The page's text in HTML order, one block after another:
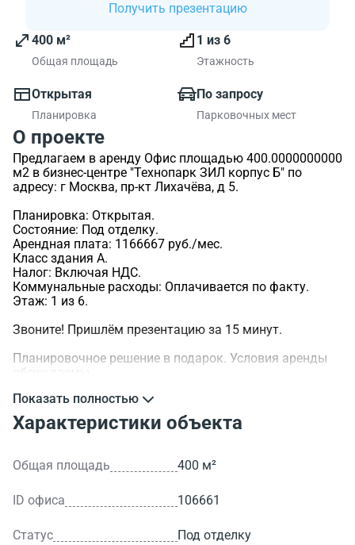
Получить презентацию
400 м²
Общая площадь
1 из 6
Этажность
Открытая
Планировка
По запросу
Парковочных мест
О проекте
Предлагаем в аренду Офис площадью 400.0000000000
м2 в бизнес-центре "Технопарк ЗИЛ корпус Б" по
адресу: г Москва, пр-кт Лихачёва, д 5.
Планировка: Открытая.
Состояние: Под отделку.
Арендная плата: 1166667 руб./мес.
Класс здания A.
Налог: Включая НДС.
Коммунальные расходы: Оплачивается по факту.
Этаж: 1 из 6.
Звоните! Пришлём презентацию за 15 минут.
Планировочное решение в подарок. Условия аренды
обсуждаемы.
>ID объекта - 106661.
Показать полностью
Характеристики объекта
Общая площадь 400 м²
ID офиса 106661
Статус Под отделку